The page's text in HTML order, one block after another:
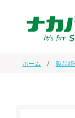
ホーム 製品